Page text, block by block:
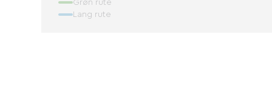
Grøn rute
Lang rute